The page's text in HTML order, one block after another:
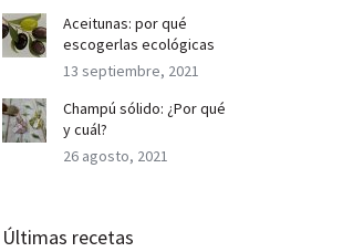
Aceitunas: por qué
escogerlas ecológicas
13 septiembre, 2021
Champú sólido: ¿Por qué
y cuál?
26 agosto, 2021
Últimas recetas